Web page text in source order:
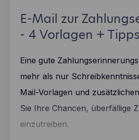
E-Mail zur
- 4 Vorlagen + Tipps
Eine gute
mehr als nur
Mail-Vorlagen und
Sie Ihre Chancen, überfällige
einzutreiben.